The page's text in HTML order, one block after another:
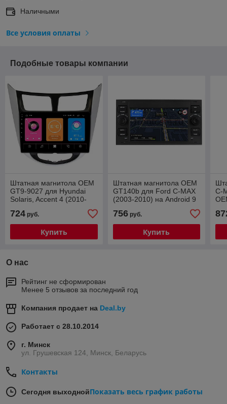
Наличными
Все условия оплаты
Подобные товары компании
Штатная магнитола OEM
GT9-9027 для Hyundai
Solaris, Accent 4 (2010-
724 руб.
Купить
Штатная магнитола OEM
GT140b для Ford C-MAX
(2003-2010) на Android 9
756руб.
Купить
С-
О нас
Рейтинг не сформирован
Менее 5 отзывов за последний год
Компания продает на Deal.by
Работает с 28.10.2014
г. Минск
ул. Грушевская 124, Минск, Беларусь
Контакты
Сегодня выходнойПоказать весь график работы